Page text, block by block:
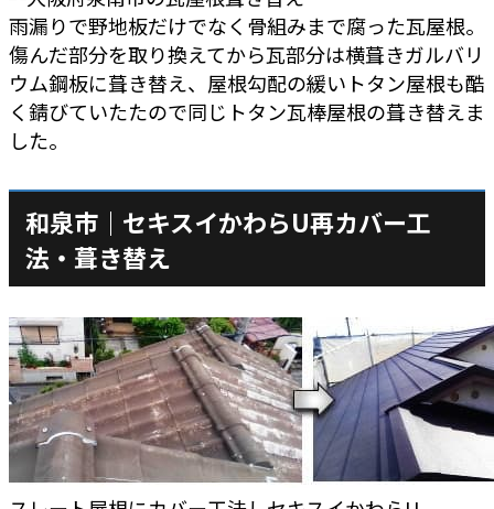
雨漏りで野地板だけでなく骨組みまで腐った瓦屋根。
傷んだ部分を取り換えてから瓦部分は横葺きガルバリ
ウム鋼板に葺き替え、屋根勾配の緩いトタン屋根も酷
く錆びていたたので同じトタン瓦棒屋根の葺き替えま
した。
和泉市｜セキスイかわらU再カバー工
法・葺き替え